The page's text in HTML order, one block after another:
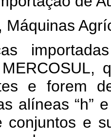
Máquinas
e forem
alíneas “h”
conjuntos e